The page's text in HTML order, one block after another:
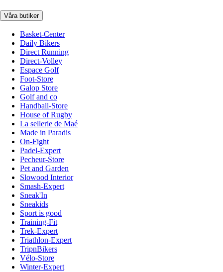
Våra butiker
Basket-Center
Daily Bikers
Direct Running
Direct-Volley
Espace Golf
Foot-Store
Galop Store
Golf and co
Handball-Store
House of Rugby
La sellerie de Maé
Made in Paradis
On-Fight
Padel-Expert
Pecheur-Store
Pet and Garden
Slowood Interior
Smash-Expert
Sneak'In
Sneakids
Sport is good
Training-Fit
Trek-Expert
Triathlon-Expert
TripnBikers
Vélo-Store
Winter-Expert